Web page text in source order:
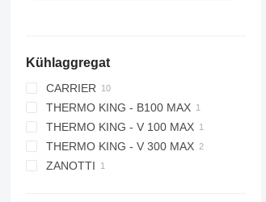
Kühlaggregat
CARRIER
NEOS 100
XARIOS 200
XARIOS 350
THERMO KING - B100 MAX
THERMO KING - V 100 MAX
THERMO KING - V 300 MAX
ZANOTTI